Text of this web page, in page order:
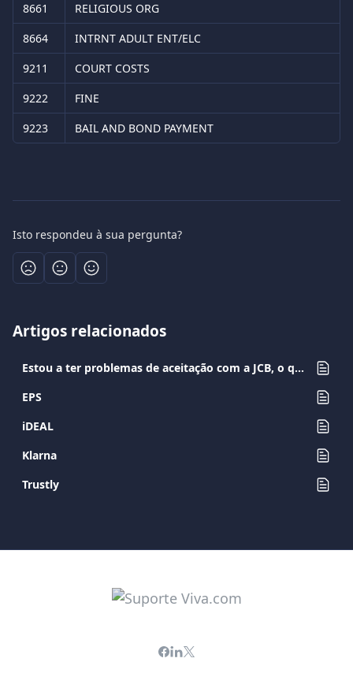
8661
RELIGIOUS ORG
8664
INTRNT ADULT ENT/ELC
9211
COURT COSTS
9222
FINE
9223
BAIL AND BOND PAYMENT
Isto respondeu à sua pergunta?
Artigos relacionados
Estou a ter problemas de aceitação com a JCB, o que devo fazer?
EPS
iDEAL
Klarna
Trustly